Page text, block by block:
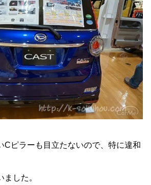
Cピラーも目立たないので、特に違和
した。